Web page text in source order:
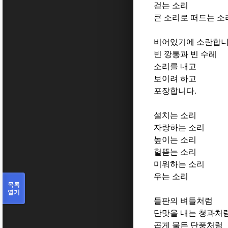
걷는 소리
큰 소리로 떠드는 소
비어있기에 소란합
빈 깡통과 빈 수레
소리를 내고
보이려 하고
포장합니다.
설치는 소리
자랑하는 소리
높이는 소리
헐뜯는 소리
미워하는 소리
우는 소리
들판의 벼들처럼
단맛을 내는 청과처
곱게 물든 단풍처럼
목록
열기